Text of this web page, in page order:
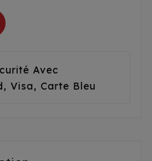
Avec
Visa, Carte Bleu